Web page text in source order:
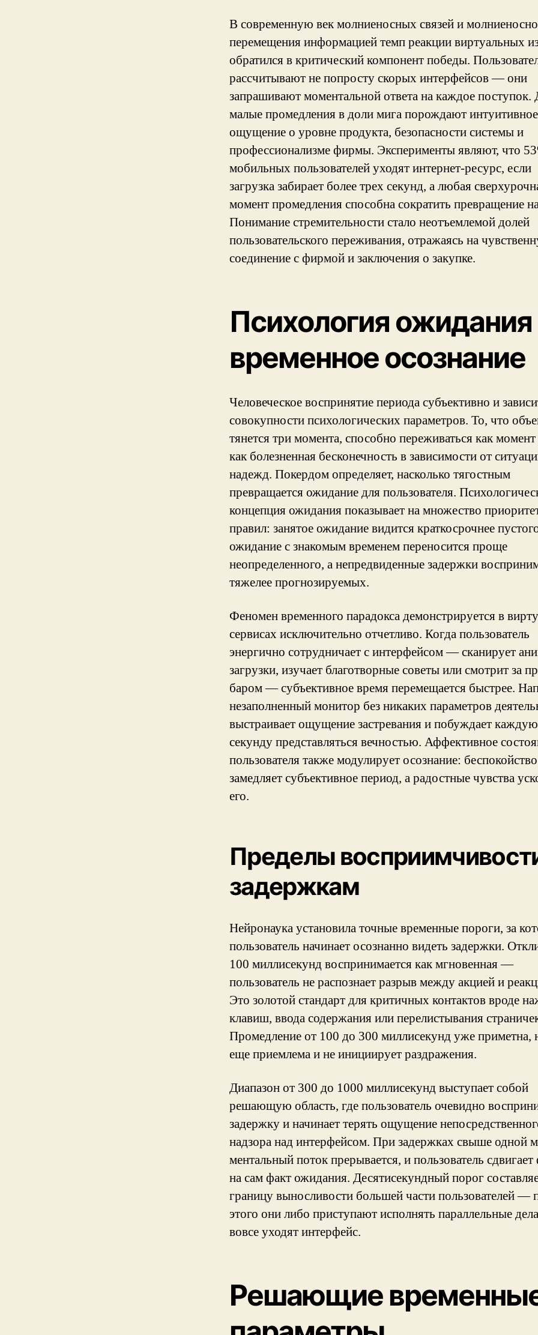
В современную век молниеносных связей и
перемещения информацией темп реакции виртуальных
обратился в критический компонент победы.
рассчитывают не попросту скорых интерфейсов — они
запрашивают моментальной ответа на каждое поступок.
малые промедления в доли мига порождают интуитивное
ощущение о уровне продукта, безопасности системы и
профессионализме фирмы. Эксперименты являют, что
мобильных пользователей уходят интернет-ресурс, если
загрузка забирает более трех секунд, а любая
момент промедления способна сократить превращение
Понимание стремительности стало неотъемлемой долей
пользовательского переживания, отражаясь на
соединение с фирмой и заключения о закупке.
Психология ожидания
временное осознание
Человеческое воспринятие периода субъективно и
совокупности психологических параметров. То, что
тянется три момента, способно переживаться как
как болезненная бесконечность в зависимости от
надежд. Покердом определяет, насколько тягостным
превращается ожидание для пользователя.
концепция ожидания показывает на множество
правил: занятое ожидание видится краткосрочнее
ожидание с знакомым временем переносится проще
неопределенного, а непредвиденные задержки
тяжелее прогнозируемых.
Феномен временного парадокса демонстрируется в
сервисах исключительно отчетливо. Когда пользователь
энергично сотрудничает с интерфейсом — сканирует
загрузки, изучает благотворные советы или смотрит за
баром — субъективное время перемещается быстрее.
незаполненный монитор без никаких параметров
выстраивает ощущение застревания и побуждает каждую
секунду представляться вечностью. Аффективное
пользователя также модулирует осознание: беспокойство
замедляет субъективное период, а радостные чувства
его.
Пределы
задержкам
Нейронаука установила точные временные пороги, за
пользователь начинает осознанно видеть задержки.
100 миллисекунд воспринимается как мгновенная —
пользователь не распознает разрыв между акцией и
Это золотой стандарт для критичных контактов вроде
клавиш, ввода содержания или перелистывания
Промедление от 100 до 300 миллисекунд уже приметна,
еще приемлема и не инициирует раздражения.
Диапазон от 300 до 1000 миллисекунд выступает собой
решающую область, где пользователь очевидно
задержку и начинает терять ощущение
надзора над интерфейсом. При задержках свыше одной
ментальный поток прерывается, и пользователь
на сам факт ожидания. Десятисекундный порог
границу выносливости большей части пользователей —
этого они либо приступают исполнять параллельные
вовсе уходят интерфейс.
Решающие